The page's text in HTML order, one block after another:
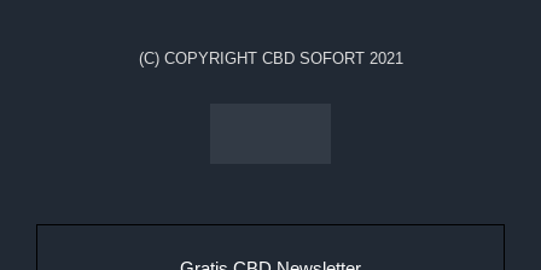
(C) COPYRIGHT CBD SOFORT 2021